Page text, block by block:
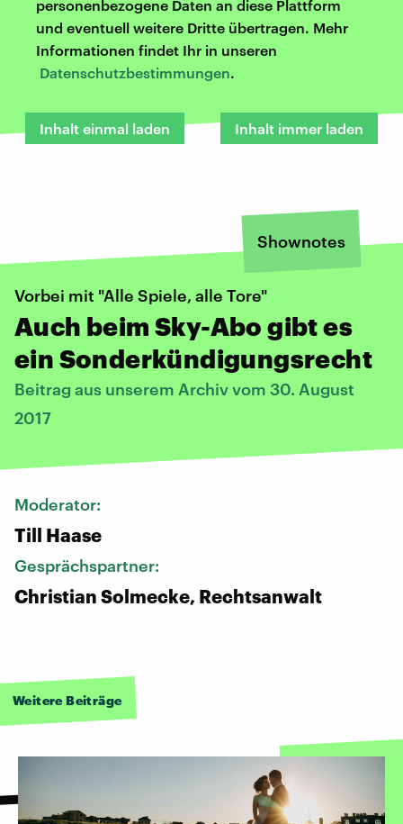
personenbezogene Daten an diese Plattform
und eventuell weitere Dritte übertragen. Mehr
Informationen findet Ihr in unseren
Datenschutzbestimmungen.
Inhalt einmal laden Inhalt immer laden
Shownotes
Vorbei mit "Alle Spiele, alle Tore"
Auch beim Sky-Abo gibt es
ein Sonderkündigungsrecht
Beitrag aus unserem Archiv vom 30. August
2017
Moderator:
Till Haase
Gesprächspartner:
Christian Solmecke, Rechtsanwalt
Weitere Beiträge